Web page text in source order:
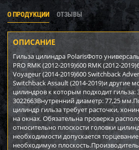
О ПРОДУКЦИИ ОТЗЫВЫ
ОПИСАНИЕ
Гильза цилиндра PolarisФото
PRO RMK (2012-2019)600 RMK (2012-
Voyageur (2014-2019)600 Switchback
Switchback Assault (2014-2019)и другие
цилиндров к которым подходит гильза:
3022663Внутренний диаметр: 77,25
цилиндр гильза требует расточки,
на окнах. Обязательна проверка
относительно плоскости головки
необходимости допускается
необходимую плоскость.Производитель